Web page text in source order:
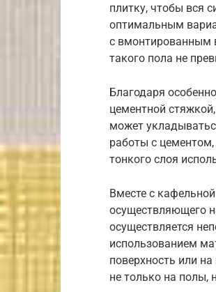
плитку, чтобы вся
оптимальным
с вмонтированным
такого пола не
Благодаря
цементной
может
работы с цементом,
тонкого слоя
Вместе с
осуществляющего
осуществляется
использованием
поверхность или
не только на полы,